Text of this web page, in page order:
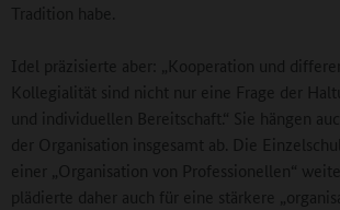
Tradition habe.
Idel präzisierte aber: „Kooperation und
Kollegialität sind nicht nur eine Frage der
und individuellen Bereitschaft.“ Sie hängen
der Organisation insgesamt ab. Die
einer „Organisation von Professionellen“
plädierte daher auch für eine stärkere